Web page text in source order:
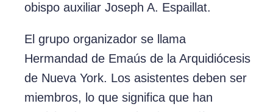
obispo auxiliar Joseph A. Espaillat.
El grupo organizador se llama
Hermandad de Emaús de la Arquidiócesis
de Nueva York. Los asistentes deben ser
miembros, lo que significa que han